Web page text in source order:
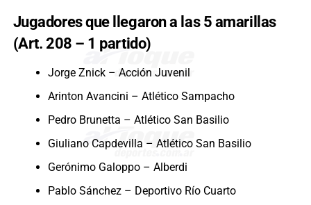
Jugadores que llegaron a las 5 amarillas
(Art. 208 – 1 partido)
Jorge Znick – Acción Juvenil
Arinton Avancini – Atlético Sampacho
Pedro Brunetta – Atlético San Basilio
Giuliano Capdevilla – Atlético San Basilio
Gerónimo Galoppo – Alberdi
Pablo Sánchez – Deportivo Río Cuarto